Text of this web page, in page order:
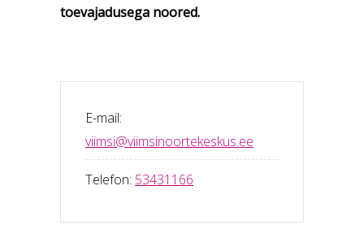
toevajadusega noored.
E-mail:
viimsi@viimsinoortekeskus.ee
Telefon: 53431166